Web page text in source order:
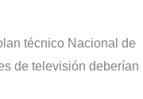
técnico Nacional de
de televisión deberían